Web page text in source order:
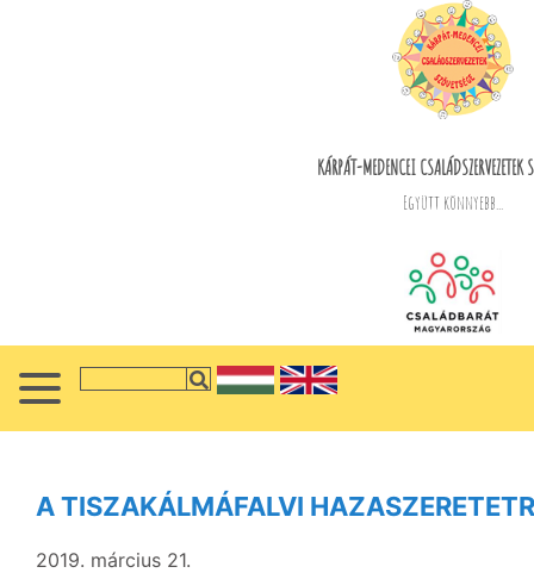
KÁRPÁT-MEDENCEI CSALÁDSZERVEZETEK
Együtt könnyebb...
A TISZAKÁLMÁFALVI
2019. március 21.